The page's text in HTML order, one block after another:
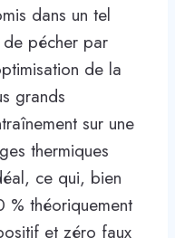
dans un tel
pécher par
de la
grands
sur une
thermiques
ce qui, bien
théoriquement
et zéro faux